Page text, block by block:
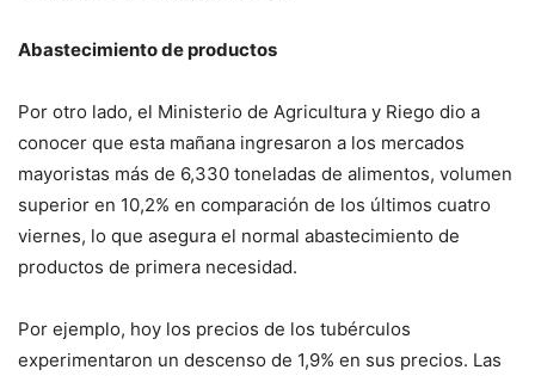
Abastecimiento de productos
Por otro lado, el Ministerio de Agricultura y Riego dio a
conocer que esta mañana ingresaron a los mercados
mayoristas más de 6,330 toneladas de alimentos, volumen
superior en 10,2% en comparación de los últimos cuatro
viernes, lo que asegura el normal abastecimiento de
productos de primera necesidad.
Por ejemplo, hoy los precios de los tubérculos
experimentaron un descenso de 1,9% en sus precios. Las